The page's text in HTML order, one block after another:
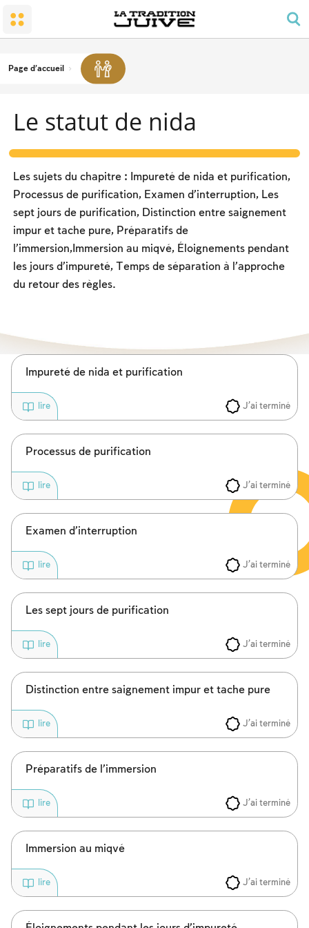
L’honneur dû aux parents
Joies familiales
Deuil
La conversion
Prière et ordonnancement de la journée
Obligation des hommes en matière de prière
Les bénédictions
Deux types de lois, ‘hoq et michpat
Chabbat, fêtes et solennités
Chabbat – les travaux interdits
Les fêtes du calendrier
Le compte de l’omer et les jours de commémoration
nationale
La fête de Chavou’ot
Roch hachana
Yom Kipour
La fête de Soukot
Hanouca
Pourim
Page d'accueil
Le statut de nida
Les sujets du chapitre : Impureté de nida et purification,
Processus de purification, Examen d’interruption, Les
sept jours de purification, Distinction entre saignement
impur et tache pure, Préparatifs de
l’immersion,Immersion au miqvé, Éloignements pendant
les jours d’impureté, Temps de séparation à l’approche
du retour des règles.
Impureté de nida et purification
J'ai terminé
lire
Processus de purification
J'ai terminé
lire
Examen d’interruption
J'ai terminé
lire
Les sept jours de purification
J'ai terminé
lire
Distinction entre saignement impur et tache pure
J'ai terminé
lire
Préparatifs de l’immersion
J'ai terminé
lire
Immersion au miqvé
J'ai terminé
lire
Inscription requise
Afin d'enregistrer ce que vous avez étudié,
vous devez vous connectez ou vous
inscrire.